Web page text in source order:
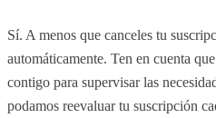
Sí. A menos que canceles tu
automáticamente. Ten en cuenta
contigo para supervisar las
podamos reevaluar tu suscripción